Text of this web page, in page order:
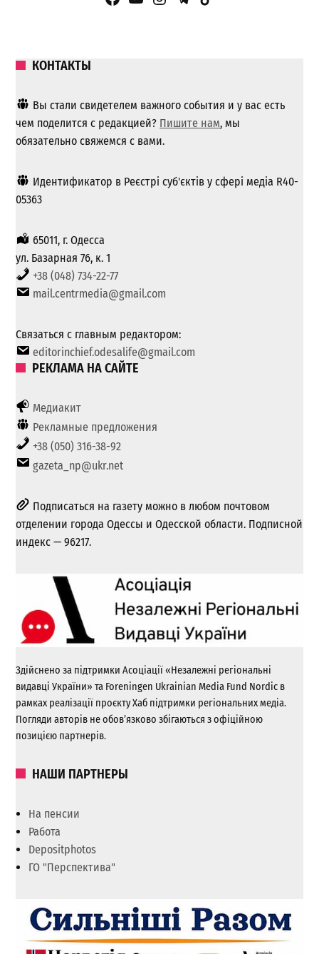
КОНТАКТЫ
Вы стали свидетелем важного события и у вас есть
чем поделится с редакцией? Пишите нам, мы
обязательно свяжемся с вами.
Идентификатор в Реєстрі суб'єктів у сфері медіа R40-
05363
65011, г. Одесса
ул. Базарная 76, к. 1
+38 (048) 734-22-77
mail.centrmedia@gmail.com
Связаться с главным редактором:
editorinchief.odesalife@gmail.com
РЕКЛАМА НА САЙТЕ
Медиакит
Рекламные предложения
+38 (050) 316-38-92
gazeta_np@ukr.net
Подписаться на газету можно в любом почтовом
отделении города Одессы и Одесской области. Подписной
индекс — 96217.
Здійснено за підтримки Асоціації «Незалежні регіональні
видавці України» та Foreningen Ukrainian Media Fund Nordic в
рамках реалізації проєкту Хаб підтримки регіональних медіа.
Погляди авторів не обов’язково збігаються з офіційною
позицією партнерів.
НАШИ ПАРТНЕРЫ
На пенсии
Работа
Depositphotos
ГО "Перспектива"